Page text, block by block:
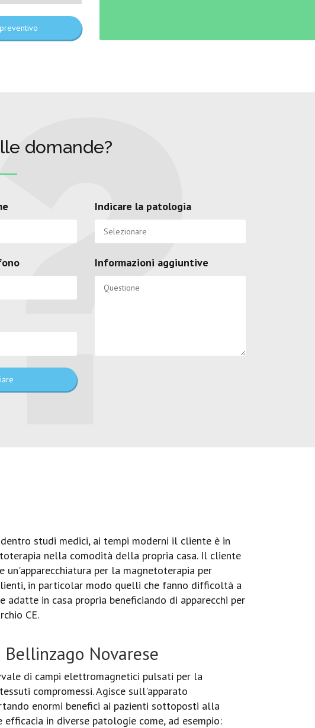
domande?
Indicare la patologia
Informazioni aggiuntive
studi medici, ai tempi moderni il cliente è in
nella comodità della propria casa. Il cliente
per la magnetoterapia per
in particolar modo quelli che fanno difficoltà a
adatte in casa propria beneficiando di apparecchi per
CE.
Bellinzago Novarese
di campi elettromagnetici pulsati per la
compromessi. Agisce sull'apparato
enormi benefici ai pazienti sottoposti alla
in diverse patologie come, ad esempio: